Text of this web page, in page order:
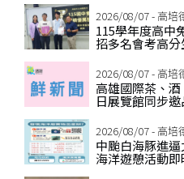
2026/08/07 - 高培
115學年度高中
招多名會考高
2026/08/07 - 高培
高雄國際茶、
日展覽館同步
2026/08/07 - 高培
中颱白海豚進
海洋遊憩活動